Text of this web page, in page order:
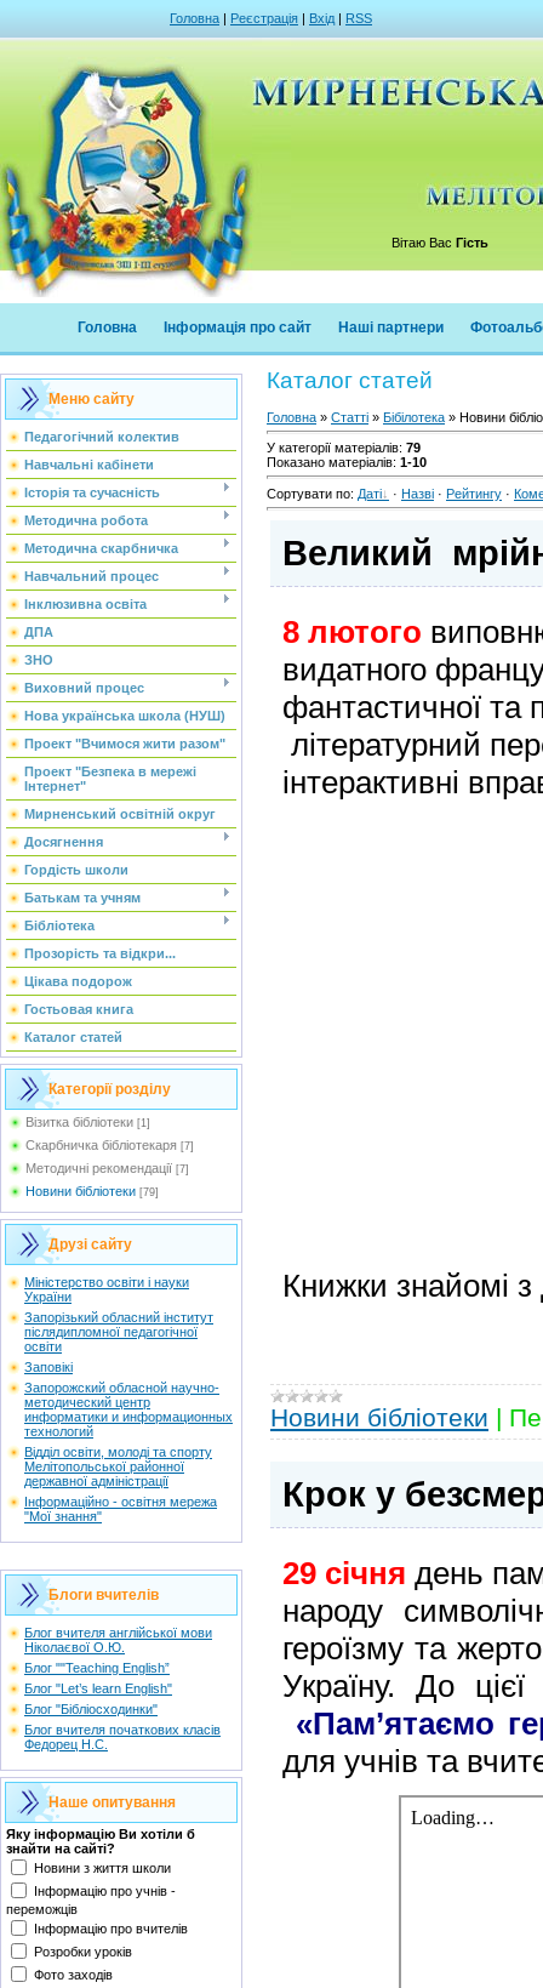
Головна | Реєстрація | Вхід | RSS
Вітаю Вас Гість
Головна Інформація про сайт Наші партнери
Меню сайту
Педагогічний колектив
Навчальні кабінети
Історія та сучасність
Методична робота
Методична скарбничка
Навчальний процес
Інклюзивна освіта
ДПА
ЗНО
Виховний процес
Нова українська школа (НУШ)
Проект "Вчимося жити разом"
Проект "Безпека в мережі
Інтернет"
Мирненський освітній округ
Досягнення
Гордість школи
Батькам та учням
Бібліотека
Прозорість та відкри...
Цікава подорож
Гостьовая книга
Каталог статей
Категорії розділу
Візитка бібліотеки [1]
Скарбничка бібліотекаря [7]
Методичні рекомендації [7]
Новини бібліотеки [79]
Друзі сайту
Мiністерство освіти і науки
України
Запорізький обласний інститут
післядипломної педагогічної
освіти
Заповікі
Запорожский обласной научно-
методический центр
информатики и информационных
технологий
Відділ освіти, молоді та спорту
Мелітопольської районної
державної адміністрації
Інформаційно - освітня мережа
"Мої знання"
Блоги вчителів
Блог вчителя англійської мови
Ніколаєвої О.Ю.
Блог ""Teaching English”
Блог "Let’s learn English"
Блог "Бібліосходинки"
Блог вчителя початкових класів
Федорец Н.С.
Наше опитування
Яку інформацію Ви хотіли б
знайти на сайті?
Новини з життя школи
Інформацію про учнів -
переможців
Інформацію про вчителів
Розробки уроків
Фото заходів
Каталог статей
Головна » Статті » Бібілотека » Новини
У категорії матеріалів: 79
Показано матеріалів: 1-10
Сортувати по: Даті · Назві · Рейтингу ·
Великий
8 лютого
видатного
фантастичної та
літературний
інтерактивні
Книжки знайомі
Новини бібліотеки |
Крок у
29 січня день
народу
героїзму та
Україну. До
«Пам’ятаємо
для учнів та